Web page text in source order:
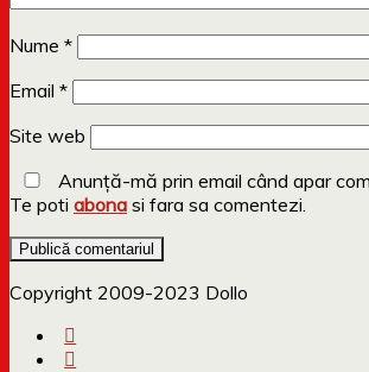
Nume *
Email *
Site web
Anunță-mă prin email când apar
Te poti abona si fara sa comentezi.
Copyright 2009-2023 Dollo